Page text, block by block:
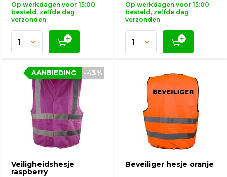
Op werkdagen voor 15:00
besteld, zelfde dag
verzonden
Op werkdagen voor 15:00
besteld, zelfde dag
verzonden
Veiligheidshesje
raspberry
-43%
AANBIEDING
Beveiliger hesje oranje